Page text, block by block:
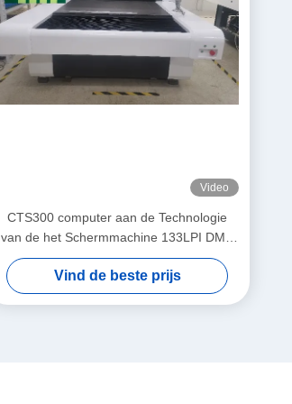
Video
CTS300 computer aan de Technologie
van de het Schermmachine 133LPI DMD
DLP
Vind de beste prijs